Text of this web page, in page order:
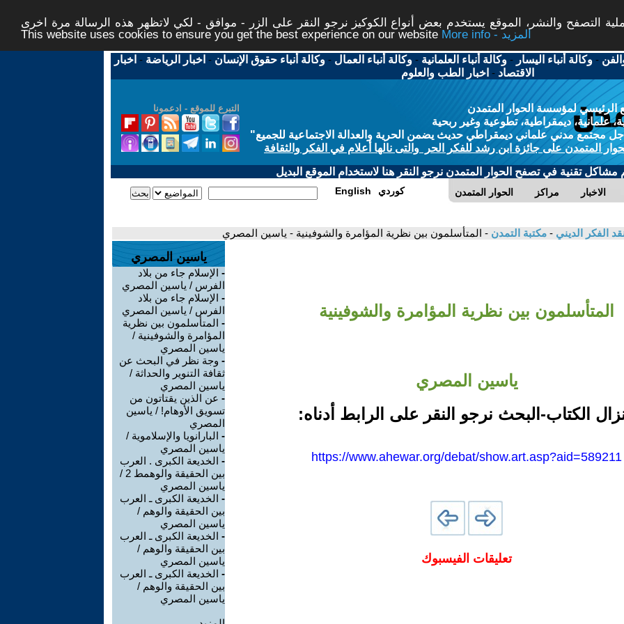
التصفح والنشر، الموقع يستخدم بعض أنواع الكوكيز نرجو النقر على الزر - موافق - لكي لاتظهر هذه الرسالة مرة اخرى -
This website uses cookies to ensure you get the best experience on our website
More info - المزيد
-وكالة أنباء اليسار -وكالة أنباء العلمانية -وكالة أنباء العمال -وكالة أنباء حقوق الإنسان - اخبار الرياضة - اخبار
الاقتصاد - اخبار الطب والعلوم
التبرع للموقع - ادعمونا
الرئيسي لمؤسسة الحوار المتمدن
علمانية، ديمقراطية، تطوعية وغير ربحية
مجتمع مدني علماني ديمقراطي حديث يضمن الحرية والعدالة الاجتماعية للجميع"
المتمدن على جائزة ابن رشد للفكر الحر والتى نالها أعلام في الفكر والثقافة
مشاكل تقنية في تصفح الحوار المتمدن نرجو النقر هنا لاستخدام الموقع البديل
الحوار المتمدن مراكز الاخبار English كوردي
الفكر الديني - مكتبة التمدن - المتأسلمون بين نظرية المؤامرة والشوفينية - ياسين المصري
المتأسلمون بين نظرية المؤامرة والشوفينية
ياسين المصري
الكتاب-البحث نرجو النقر على الرابط أدناه:
https://www.ahewar.org/debat/show.art.asp?aid=589211
تعليقات الفيسبوك
ياسين المصري
- الإسلام جاء من بلاد
الفرس / ياسين المصري
- الإسلام جاء من بلاد
الفرس / ياسين المصري
- المتأسلمون بين نظرية
المؤامرة والشوفينية /
ياسين المصري
- وجة نظر في البحث عن
ثقافة التنوير والحداثة /
ياسين المصري
- عن الذين يقتاتون من
تسويق الأوهام! / ياسين
المصري
- البارانويا والإسلاموية /
ياسين المصري
- الخديعة الكبرى . العرب
بين الحقيقة والوهمط 2 /
ياسين المصري
- الخديعة الكبرى ـ العرب
بين الحقيقة والوهم /
ياسين المصري
- الخديعة الكبرى ـ العرب
بين الحقيقة والوهم /
ياسين المصري
- الخديعة الكبرى ـ العرب
بين الحقيقة والوهم /
ياسين المصري